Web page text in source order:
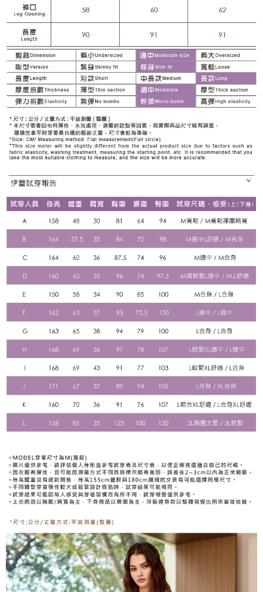
１．透過由恩沛科技股份有限公司提供之「AFTEE先享後付」服務完成之交
易，需依本服務之必要範圍內提供個人資料，並將交易相關給付款項請求債
２．關於個人資料處理事宜，請瀏覽以下網址：
https://aftee.tw/terms/#terms3
３．未成年的使用者請事先徵得法定代理人或監護人之同意方可使用
「AFTEE先享後付」，若未經同意申辦者引起之損失，本公司不負相關責
任。
４．使用「AFTEE先享後付」時，將依據個別帳號之用戶狀況，依本公司即
時審查核予不同之上限額度；若仍有額度不足之情形，本公司將視審查結果
５．嚴禁一人註冊多個帳號或使用他人資訊註冊。若發現惡意使用之情形，
恩沛科技股份有限公司將有權停止該用戶之使用額度並採取法律行動。
付款後7-11取貨
每筆NT$120，滿NT$2,500(含以上)免運費
宅配
每筆NT$120，滿NT$2,500(含以上)免運費
宅配離島
每筆NT$120，滿NT$2,500(含以上)免運費
付款後門市自取
免運費
海外配送 查看運費